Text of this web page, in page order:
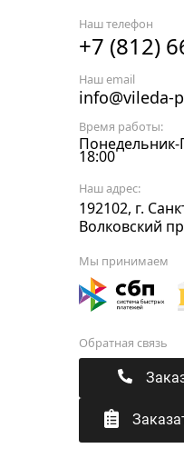
Наш телефон
+7 (812)
Наш email
info@vileda-
Время работы:
Понедельник-
18:00
Наш адрес:
192102, г.
Волковский
Мы принимаем
Обратная связь